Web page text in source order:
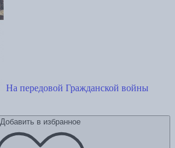
На передовой Гражданской войны
Добавить в избранное